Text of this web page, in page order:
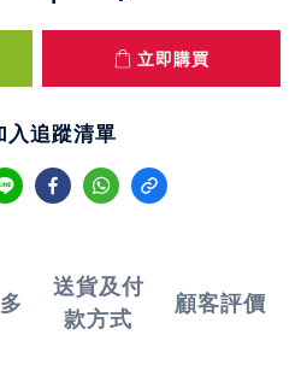
立即購買
入追蹤清單
送貨及付
款方式
顧客評價